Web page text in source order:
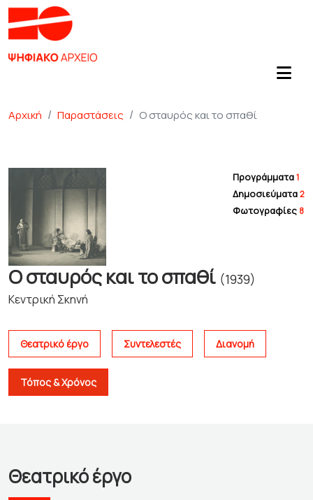
Αρχική Παραστάσεις Ο σταυρός και το σπαθί
Προγράμματα 1
Δημοσιεύματα 2
Φωτογραφίες 8
Ο σταυρός και το σπαθί (1939)
Κεντρική Σκηνή
Θεατρικό έργο Συντελεστές Διανομή
Τόπος & Χρόνος
Θεατρικό έργο